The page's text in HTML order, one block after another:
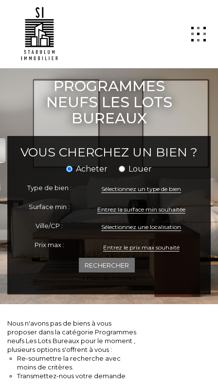
QUI SOMMES NOUS
VENTE
LOCATION
TRANSACTION
ActuCopro
CONTACT
ESPACE CLIENTS
PROGRAMMES
NEUFS LES LOTS
BUREAUX
VOUS CHERCHEZ UN BIEN ?
Acheter Louer
Type de bien : Sélectionnez un type de bien
Surface min :
Ville/CP : Sélectionnez une localisation
Prix max :
+ Plus de critères
Nous n'avons pas de biens à vous
proposer dans la catégorie Programmes
neufs Les Lots Bureaux pour le moment ,
plusieurs options s'offrent à vous :
Re-soumettre la recherche avec
moins de critères.
Transmettez-nous votre demande